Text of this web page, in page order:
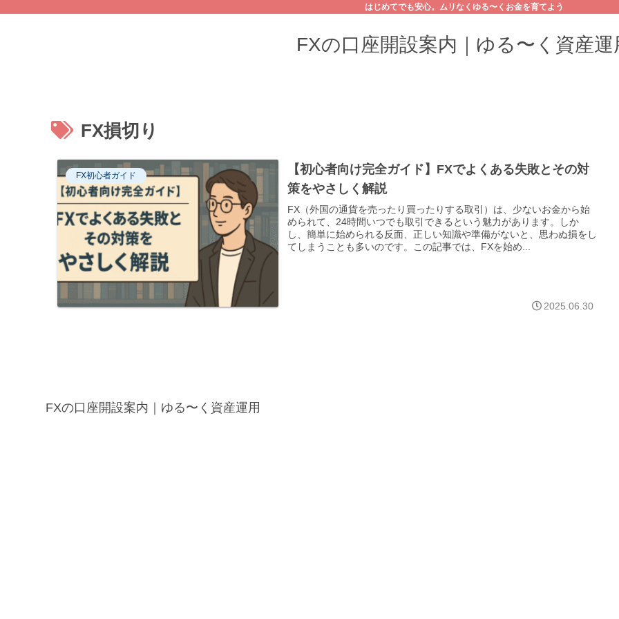
はじめてでも安心。ムリなくゆる〜くお金を育てよう
FXの口座開設案内｜ゆる〜く資産運
FX損切り
FX初心者ガイド
【初心者向け完全ガイド】FXでよくある失敗とその対
策をやさしく解説
FX（外国の通貨を売ったり買ったりする取引）は、少ないお金から始
められて、24時間いつでも取引できるという魅力があります。しか
し、簡単に始められる反面、正しい知識や準備がないと、思わぬ損をし
てしまうことも多いのです。この記事では、FXを始め...
2025.06.30
FXの口座開設案内｜ゆる〜く資産運用